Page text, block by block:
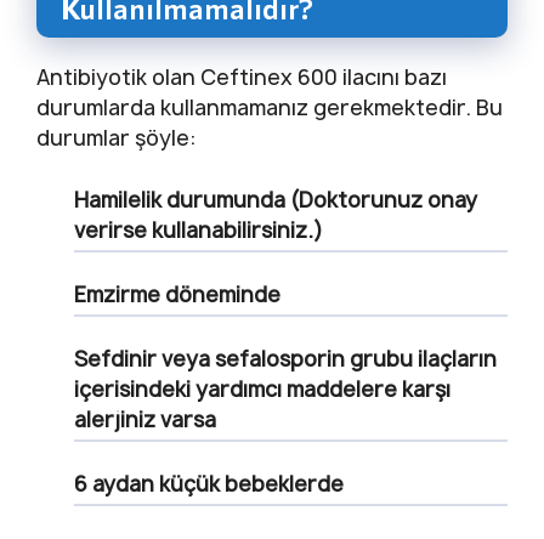
Kullanılmamalıdır?
Antibiyotik olan Ceftinex 600 ilacını bazı
durumlarda kullanmamanız gerekmektedir. Bu
durumlar şöyle:
Hamilelik durumunda (Doktorunuz onay
verirse kullanabilirsiniz.)
Emzirme döneminde
Sefdinir veya sefalosporin grubu ilaçların
içerisindeki yardımcı maddelere karşı
alerjiniz varsa
6 aydan küçük bebeklerde